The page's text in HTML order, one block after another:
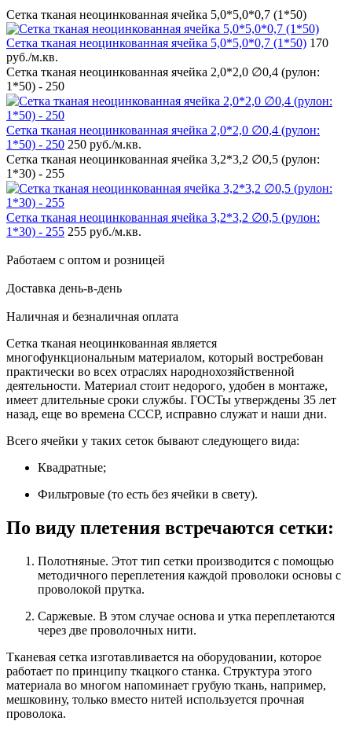
Сетка тканая неоцинкованная ячейка 5,0*5,0*0,7 (1*50)
Сетка тканая неоцинкованная ячейка 5,0*5,0*0,7 (1*50) 170
руб./м.кв.
Сетка тканая неоцинкованная ячейка 2,0*2,0 ∅0,4 (рулон:
1*50) - 250
Сетка тканая неоцинкованная ячейка 2,0*2,0 ∅0,4 (рулон:
1*50) - 250 250 руб./м.кв.
Сетка тканая неоцинкованная ячейка 3,2*3,2 ∅0,5 (рулон:
1*30) - 255
Сетка тканая неоцинкованная ячейка 3,2*3,2 ∅0,5 (рулон:
1*30) - 255 255 руб./м.кв.
Работаем с оптом и розницей
Доставка день-в-день
Наличная и безналичная оплата
Сетка тканая неоцинкованная является
многофункциональным материалом, который востребован
практически во всех отраслях народнохозяйственной
деятельности. Материал стоит недорого, удобен в монтаже,
имеет длительные сроки службы. ГОСТы утверждены 35 лет
назад, еще во времена СССР, исправно служат и наши дни.
Всего ячейки у таких сеток бывают следующего вида:
Квадратные;
Фильтровые (то есть без ячейки в свету).
По виду плетения встречаются сетки:
Полотняные. Этот тип сетки производится с помощью
методичного переплетения каждой проволоки основы с
проволокой прутка.
Саржевые. В этом случае основа и утка переплетаются
через две проволочных нити.
Тканевая сетка изготавливается на оборудовании, которое
работает по принципу ткацкого станка. Структура этого
материала во многом напоминает грубую ткань, например,
мешковину, только вместо нитей используется прочная
проволока.